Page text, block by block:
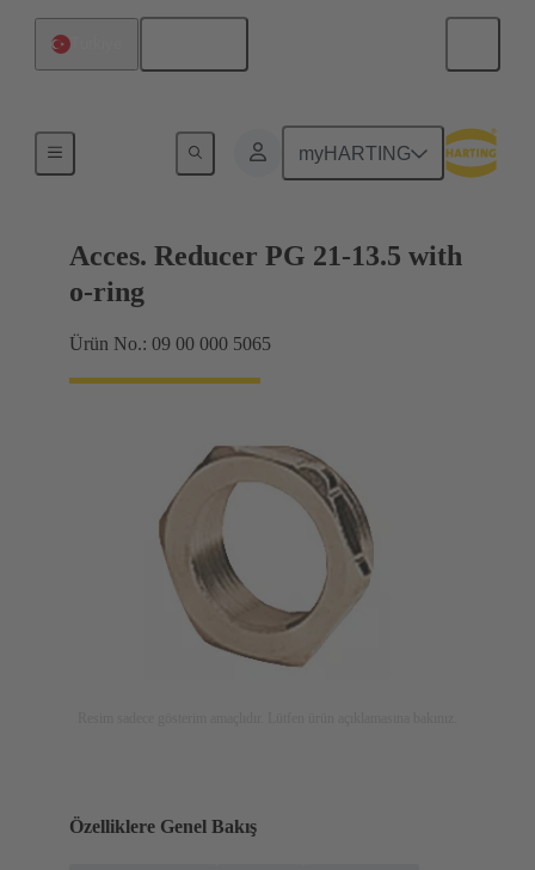
myHARTING
Kablo rakorları
Acces. Reducer PG 21-13.5 with
o-ring
Ürün No.: 09 00 000 5065
Özelliklere Genel Bakış